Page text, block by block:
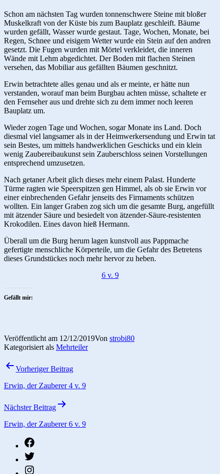
Schon am nächsten Tag wurden tonnenschwere Steine mit bloßer
Muskelkraft von der Küste bis zum Bauplatz geschleift. Bäume
wurden gefällt, Wasser wurde gestaut. Tage, Wochen, Monate, bei
Regen, Schnee und eisigem Wetter wurde ein Stein auf den andren
gesetzt. Die Fugen wurden mit Mörtel verkleidet, die inneren
Wände mit Lehm abgedichtet. Der Boden mit flachen Steinen
versehen, das Mobiliar aus gefällten Bäumen geschnitzt.
Erwin betrachtete alles genau und als er meinte, er hätte nun
verstanden, worauf man beim Burgbau achten müsse, schaltete er
den Fernseher aus und drehte sich zu dem immer noch leeren
Bauplatz um.
Wieder zogen Tage und Wochen, sogar Monate ins Land. Doch
diesmal viel langsamer als in der Heimwerkersendung und Erwin tat
sein Bestes, um mittels handwerklichen Geschicks und ein klein
wenig Zaubereibaukunst sein Zauberschloss seinen Vorstellungen
entsprechend umzusetzen.
Nach getaner Arbeit glich dieses mehr einem Palast. Hunderte
Türme ragten wie Speerspitzen gen Himmel, als ob sie Erwin vor
einer einbrechenden Gefahr jenseits des Firmaments schützen
wollten. Ein langer Graben zog sich um die gesamte Burg, angefüllt
mit ätzender Säure und besiedelt von ätzender-Säure-resistenten
Krokodilen. Eines davon hieß Hermann.
Überall um die Burg herum lagen kunstvoll aus Pappmache
gefertigte menschliche Körperteile, um die Gefahr des Betretens
dieses Grundstückes noch mehr hervor zu heben.
6 v. 9
Gefällt mir:
Veröffentlicht am 12/12/2019Von strobi80
Kategorisiert als Mehrteiler
Beitragsnavigation
Vorheriger Beitrag
Erwin, der Zauberer 4 v. 9
Nächster Beitrag
Erwin, der Zauberer 6 v. 9